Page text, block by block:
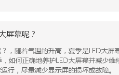
屏幕呢？
，随着气温的升高，夏季是LED大
如何正确地养护LED大屏幕并减少
行，尽量减少显示屏的损坏或故障。